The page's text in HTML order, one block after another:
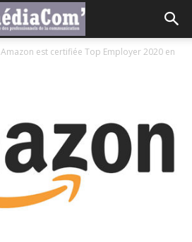
Amazon est certifiée Top Employer 2020 en